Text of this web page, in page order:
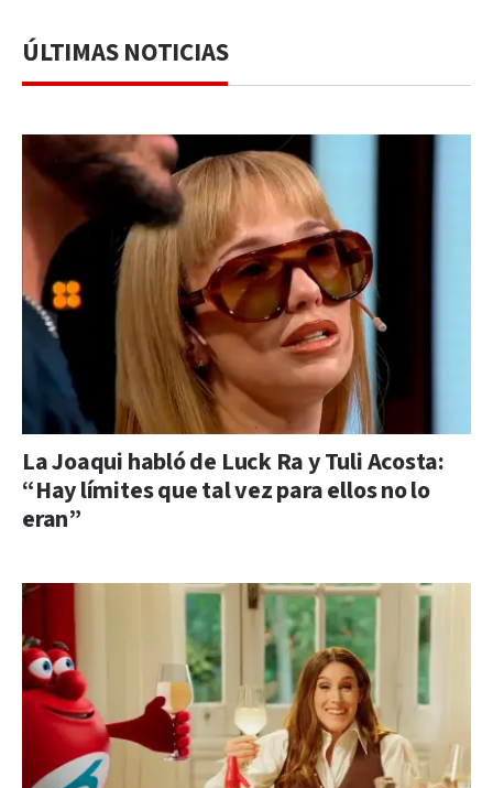
ÚLTIMAS NOTICIAS
La Joaqui habló de Luck Ra y Tuli Acosta:
“Hay límites que tal vez para ellos no lo
eran”